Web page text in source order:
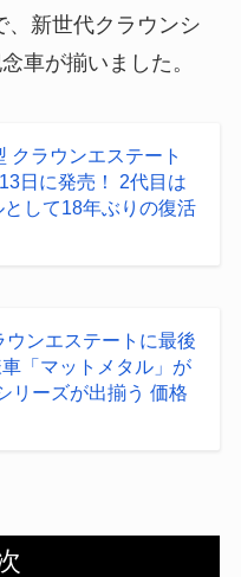
、新世代クラウンシ
車が揃いました。
クラウンエステート
日に発売！ 2代目は
して18年ぶりの復活
ウンエステートに最後
「マットメタル」が
リーズが出揃う 価格